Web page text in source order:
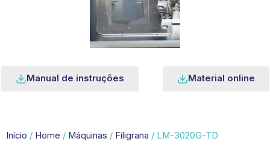
Manual de instruções Material online
Início / Home / Máquinas / Filigrana / LM-3020G-TD